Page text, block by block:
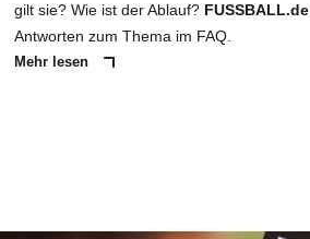
gilt sie? Wie ist der Ablauf? FUSSBALL.de
Antworten zum Thema im FAQ.
Mehr lesen